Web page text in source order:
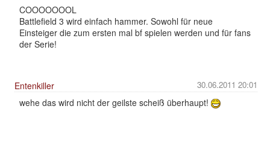
COOOOOOOL
Battlefield 3 wird einfach hammer. Sowohl für neue
Einsteiger die zum ersten mal bf spielen werden und für fans
der Serie!
30.06.2011 20:01
Entenkiller
wehe das wird nicht der geilste scheiß überhaupt!